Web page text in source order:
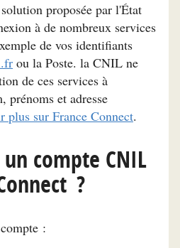
proposée par l'État
à de nombreux services
de vos identifiants
ou la Poste. la CNIL ne
de ces services à
prénoms et adresse
plus sur France Connect.
compte CNIL
?
: